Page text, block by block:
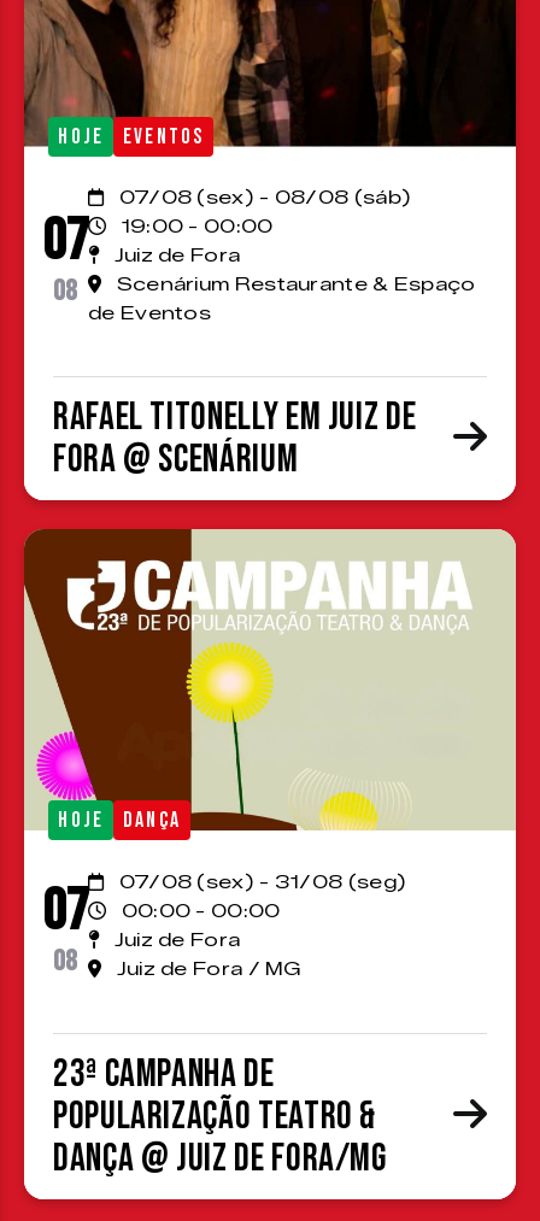
HOJE EVENTOS
07
08
07/08 (sex) - 08/08 (sáb)
19:00 - 00:00
Juiz de Fora
Scenárium Restaurante & Espaço
de Eventos
Rafael Titonelly em Juiz de
Fora @ Scenárium
HOJE DANÇA
07
08
07/08 (sex) - 31/08 (seg)
00:00 - 00:00
Juiz de Fora
Juiz de Fora / MG
23ª Campanha de
Popularização Teatro &
Dança @ Juiz de Fora/MG